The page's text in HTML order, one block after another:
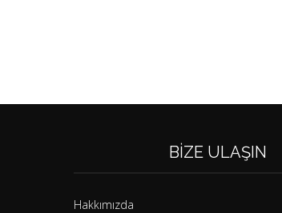
BIZE ULAŞIN
Hakkımızda